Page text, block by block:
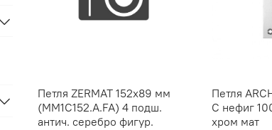
Петля ZERMAT 152х89 мм
(MM1C152.A.FA) 4 подш.
антич. серебро фигур.
Петля
C нефиг
хром мат